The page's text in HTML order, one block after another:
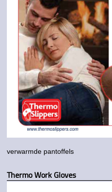
verwarmde pantoffels
Thermo Work Gloves